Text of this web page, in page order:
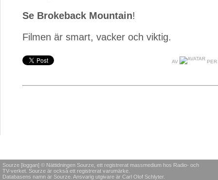
Se Brokeback Mountain!
Filmen är smart, vacker och viktig.
AV
Sourze [loggan] © Nättidningen Sourze, ett registrerat massmedium hos Radio- och
TV-verket. Sourze är också ett registrerat varumärke.
Databasens namn är Sourze. Ansvarig utgivare är Carl Olof Schlyter.